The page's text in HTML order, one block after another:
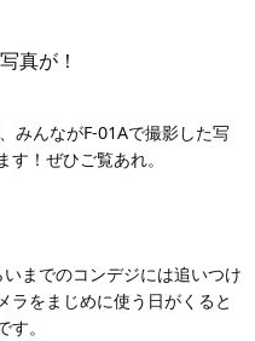
真が！
みんながF-01Aで撮影した写
！ぜひご覧あれ。
までのコンデジには追いつけ
ラをまじめに使う日がくると
。